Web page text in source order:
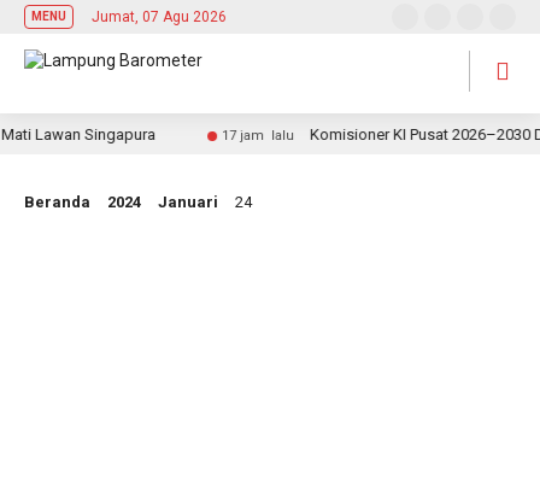
MENU Jumat, 07 Agu 2026
Lawan Singapura 17 jam lalu Komisioner KI Pusat 2026–2030
Beranda 2024 Januari 24